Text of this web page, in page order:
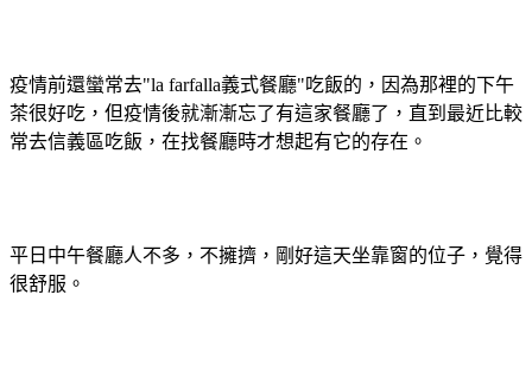
疫情前還蠻常去"la farfalla義式餐廳"吃飯的，因為那裡的下午
茶很好吃，但疫情後就漸漸忘了有這家餐廳了，直到最近比較
常去信義區吃飯，在找餐廳時才想起有它的存在。
平日中午餐廳人不多，不擁擠，剛好這天坐靠窗的位子，覺得
很舒服。